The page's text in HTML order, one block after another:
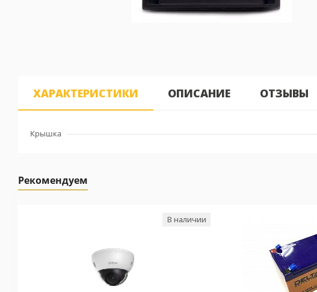
ХАРАКТЕРИСТИКИ ОПИСАНИЕ ОТЗЫВЫ
Крышка
Рекомендуем
В наличии